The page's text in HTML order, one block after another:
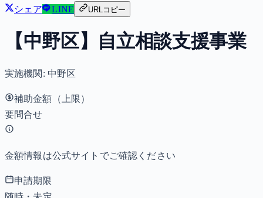
シェア
LINE URLコピー
【中野区】自立相談支援事業
実施機関: 中野区
補助金額（上限）
要問合せ
金額情報は公式サイトでご確認ください
申請期限